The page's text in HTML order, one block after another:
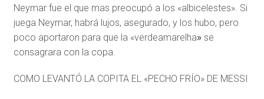
Neymar fue el que mas preocupó a los «albicelestes». Si
juega Neymar, habrá lujos, asegurado, y los hubo, pero
poco aportaron para que la «verdeamarelha» se
consagrara con la copa.
COMO LEVANTÓ LA COPITA EL «PECHO FRÍO» DE MESSI